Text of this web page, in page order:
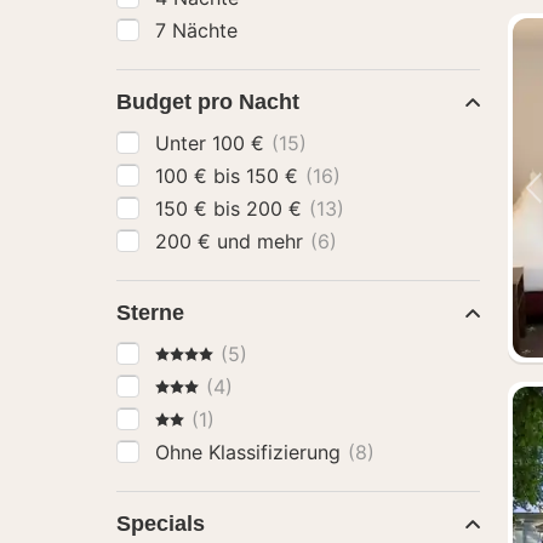
7 Nächte
Budget pro Nacht
Unter 100 € (15)
100 € bis 150 € (16)
150 € bis 200 € (13)
200 € und mehr (6)
Sterne
4 Sterne(5)
3 Sterne
(4)
2 Sterne
(1)
Ohne Klassifizierung (8)
Specials